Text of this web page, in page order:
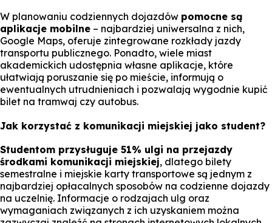
W planowaniu codziennych dojazdów pomocne są
aplikacje mobilne – najbardziej uniwersalna z nich,
Google Maps, oferuje zintegrowane rozkłady jazdy
transportu publicznego. Ponadto, wiele miast
akademickich udostępnia własne aplikacje, które
ułatwiają poruszanie się po mieście, informują o
ewentualnych utrudnieniach i pozwalają wygodnie kupić
bilet na tramwaj czy autobus.
Jak korzystać z komunikacji miejskiej jako student?
Studentom przysługuje 51% ulgi na przejazdy
środkami komunikacji miejskiej, dlatego bilety
semestralne i miejskie karty transportowe są jednym z
najbardziej opłacalnych sposobów na codzienne dojazdy
na uczelnię. Informacje o rodzajach ulg oraz
wymaganiach związanych z ich uzyskaniem można